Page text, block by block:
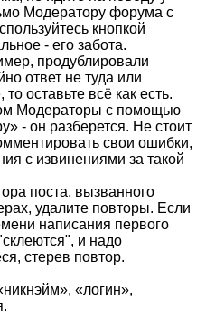
Модератору форума с
кнопкой
- его забота.
продублировали
ответ не туда или
оставьте всё как есть.
Модераторы с помощью
- он разберется. Не стоит
свои ошибки,
с извинениями за такой
поста, вызванного
удалите повторы. Если
написания первого
и надо
стерев повтор.
«логин»,